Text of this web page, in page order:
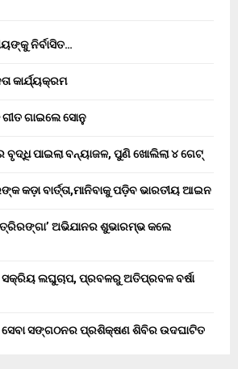
ନିର୍ବାସିତ…
କାର୍ଯ୍ୟକ୍ରମ
ଗାଇଲେ ସୋନୁ
ବୃଦ୍ଧି ପାଇଲା ବନ୍ୟାଜଳ, ପୁଣି ଖୋଲିଲା ୪ ଗେଟ୍
କଡ଼ା ବାର୍ତ୍ତା,ମାନିବାକୁ ପଡ଼ିବ ଭାରତୀୟ ଆଇନ
ଅଭିଯାନର ଶୁଭାରମ୍ଭ କଲେ
ଲଘୁଚାପ, ପ୍ରବଳରୁ ଅତିପ୍ରବଳ ବର୍ଷା
ସେବା ସଙ୍ଗଠନର ପ୍ରଶିକ୍ଷଣ ଶିବିର ଉଦଘାଟିତ